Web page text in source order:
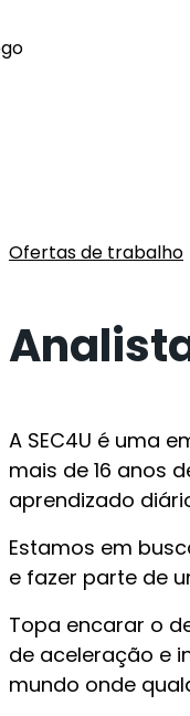
Ofertas de trabalho
A SEC4U é uma
mais de 16 anos
aprendizado
Estamos em
e fazer parte de
Topa encarar o
de aceleração e
mundo onde